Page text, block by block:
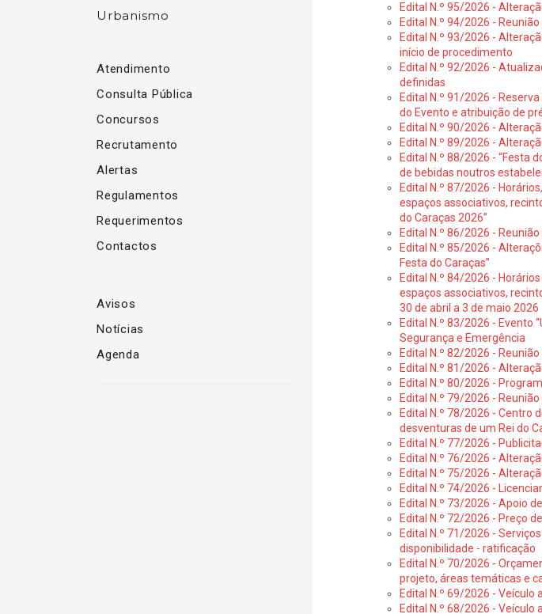
Urbanismo
Atendimento
Consulta Pública
Concursos
Recrutamento
Alertas
Regulamentos
Requerimentos
Contactos
Avisos
Notícias
Agenda
Edital N.º 95/2026 -
Edital N.º 94/2026 -
Edital N.º 93/2026 -
início de procedimento
Edital N.º 92/2026 -
definidas
Edital N.º 91/2026 -
do Evento e atribuição de
Edital N.º 90/2026 -
Edital N.º 89/2026 -
Edital N.º 88/2026 - “Festa
de bebidas noutros
Edital N.º 87/2026 -
espaços associativos,
do Caraças 2026”
Edital N.º 86/2026 -
Edital N.º 85/2026 -
Festa do Caraças”
Edital N.º 84/2026 -
espaços associativos,
30 de abril a 3 de maio 2026
Edital N.º 83/2026 - Evento
Segurança e Emergência
Edital N.º 82/2026 -
Edital N.º 81/2026 -
Edital N.º 80/2026 -
Edital N.º 79/2026 -
Edital N.º 78/2026 - Centro
desventuras de um Rei do
Edital N.º 77/2026 -
Edital N.º 76/2026 -
Edital N.º 75/2026 -
Edital N.º 74/2026 -
Edital N.º 73/2026 - Apoio
Edital N.º 72/2026 - Preço
Edital N.º 71/2026 -
disponibilidade - ratificação
Edital N.º 70/2026 -
projeto, áreas temáticas e
Edital N.º 69/2026 - Veículo
Edital N.º 68/2026 - Veículo